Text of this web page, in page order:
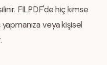
FILPDF'de hiç kimse
veya kişisel